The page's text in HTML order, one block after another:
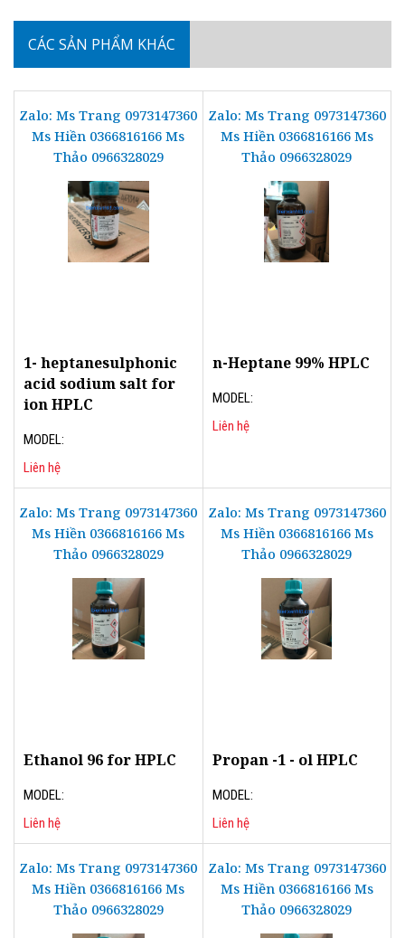
CÁC SẢN PHẨM KHÁC
Zalo: Ms Trang 0973147360
Ms Hiền 0366816166 Ms
Thảo 0966328029
1- heptanesulphonic
acid sodium salt for
ion HPLC
MODEL:
Liên hệ
Zalo: Ms Trang 0973147360
Ms Hiền 0366816166 Ms
Thảo 0966328029
n-Heptane 99% HPLC
MODEL:
Liên hệ
Zalo: Ms Trang 0973147360
Ms Hiền 0366816166 Ms
Thảo 0966328029
Ethanol 96 for HPLC
MODEL:
Liên hệ
Zalo: Ms Trang 0973147360
Ms Hiền 0366816166 Ms
Thảo 0966328029
Propan -1 - ol HPLC
MODEL:
Liên hệ
Zalo: Ms Trang 0973147360
Ms Hiền 0366816166 Ms
Thảo 0966328029
Zalo: Ms Trang 0973147360
Ms Hiền 0366816166 Ms
Thảo 0966328029